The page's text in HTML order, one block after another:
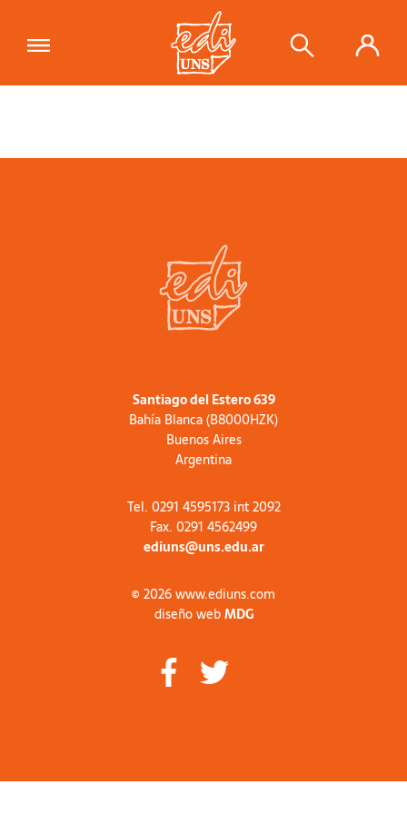
Santiago del Estero 639
Bahía Blanca (B8000HZK)
Buenos Aires
Argentina
Tel. 0291 4595173 int 2092
Fax. 0291 4562499
ediuns@uns.edu.ar
© 2026 www.ediuns.com
diseño webMDG